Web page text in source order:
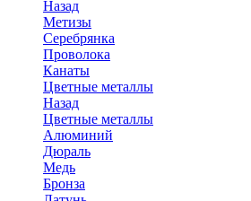
Назад
Метизы
Серебрянка
Проволока
Канаты
Цветные металлы
Назад
Цветные металлы
Алюминий
Дюраль
Медь
Бронза